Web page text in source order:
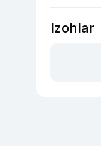
Izohlar